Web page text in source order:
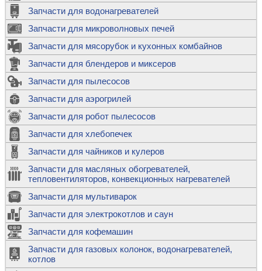
Запчасти для водонагревателей
Запчасти для микроволновых печей
Запчасти для мясорубок и кухонных комбайнов
Запчасти для блендеров и миксеров
Запчасти для пылесосов
Запчасти для аэрогрилей
Запчасти для робот пылесосов
Запчасти для хлебопечек
Запчасти для чайников и кулеров
Запчасти для масляных обогревателей,
тепловентиляторов, конвекционных нагревателей
Запчасти для мультиварок
Запчасти для электрокотлов и саун
Запчасти для кофемашин
Запчасти для газовых колонок, водонагревателей,
котлов